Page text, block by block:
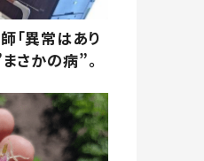
「異常はあり
さかの病”。